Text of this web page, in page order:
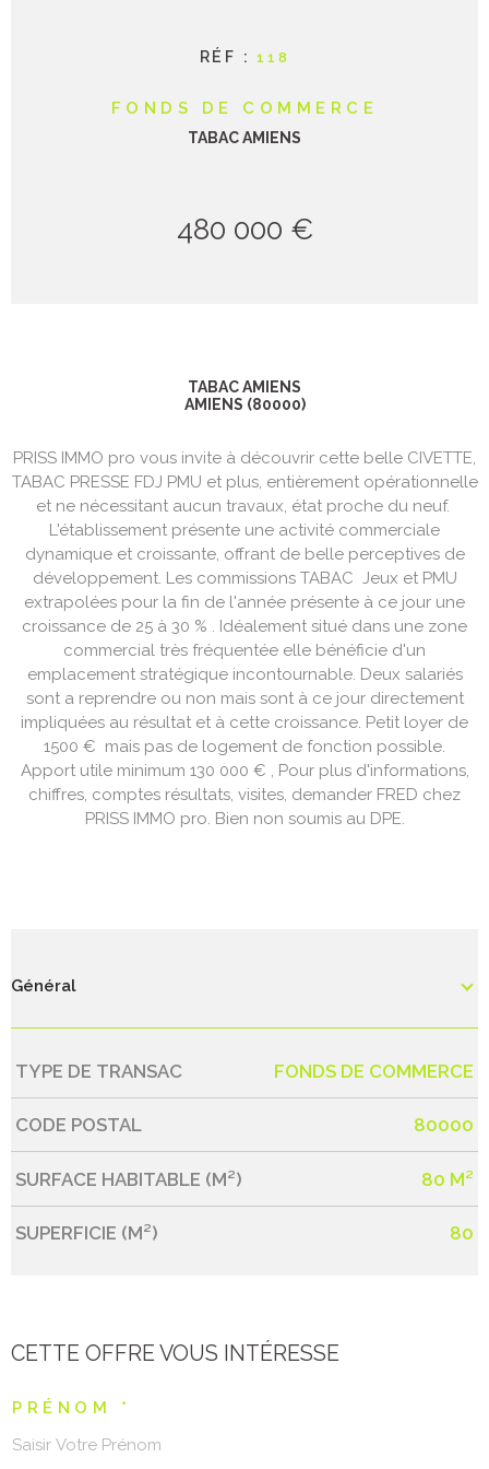
RÉF :118
FONDS DE COMMERCE
TABAC AMIENS
480 000 €
TABAC AMIENS
AMIENS (80000)
PRISS IMMO pro vous invite à découvrir cette belle CIVETTE,
TABAC PRESSE FDJ PMU et plus, entièrement opérationnelle
et ne nécessitant aucun travaux, état proche du neuf.
L'établissement présente une activité commerciale
dynamique et croissante, offrant de belle perceptives de
développement. Les commissions TABAC Jeux et PMU
extrapolées pour la fin de l'année présente à ce jour une
croissance de 25 à 30 % . Idéalement situé dans une zone
commercial très fréquentée elle bénéficie d'un
emplacement stratégique incontournable. Deux salariés
sont a reprendre ou non mais sont à ce jour directement
impliquées au résultat et à cette croissance. Petit loyer de
1500 € mais pas de logement de fonction possible.
Apport utile minimum 130 000 € , Pour plus d'informations,
chiffres, comptes résultats, visites, demander FRED chez
PRISS IMMO pro. Bien non soumis au DPE.
Général
Caractérisque Valeurs
TYPE DE TRANSAC FONDS DE COMMERCE
CODE POSTAL 80000
SURFACE HABITABLE (M²) 80 M²
SUPERFICIE (M²) 80
CETTE OFFRE VOUS INTÉRESSE
PRÉNOM *